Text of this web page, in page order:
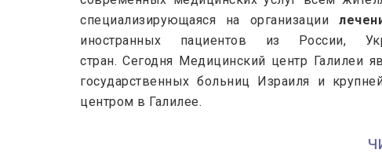
специализирующаяся на организации
иностранных пациентов из России,
стран.Сегодня Медицинский центр Галилеи
государственных больниц Израиля и
центром в Галилее.